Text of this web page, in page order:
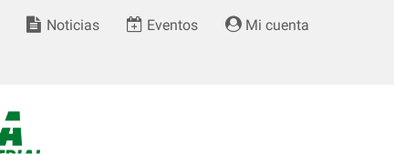
Noticias Eventos Mi cuenta